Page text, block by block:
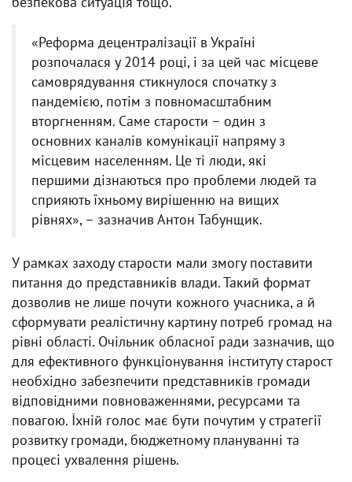
«Реформа децентралізації в Україні
розпочалася у 2014 році, і за цей час місцеве
самоврядування стикнулося спочатку з
пандемією, потім з повномасштабним
вторгненням. Саме старости – один з
основних каналів комунікації напряму з
місцевим населенням. Це ті люди, які
першими дізнаються про проблеми людей та
сприяють їхньому вирішенню на вищих
рівнях», – зазначив Антон Табунщик.
У рамках заходу старости мали змогу поставити
питання до представників влади. Такий формат
дозволив не лише почути кожного учасника, а й
сформувати реалістичну картину потреб громад на
рівні області. Очільник обласної ради зазначив, що
для ефективного функціонування інституту старост
необхідно забезпечити представників громади
відповідними повноваженнями, ресурсами та
повагою. Їхній голос має бути почутим у стратегії
розвитку громади, бюджетному плануванні та
процесі ухвалення рішень.